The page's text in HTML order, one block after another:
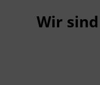
Wir